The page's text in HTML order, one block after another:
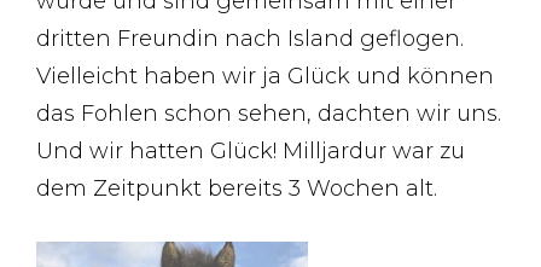
dritten Freundin nach Island geflogen.
Vielleicht haben wir ja Glück und können
das Fohlen schon sehen, dachten wir uns.
Und wir hatten Glück! Milljardur war zu
dem Zeitpunkt bereits 3 Wochen alt.